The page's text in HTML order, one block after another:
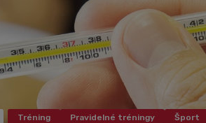
Tréning Pravidelné tréningy Šport